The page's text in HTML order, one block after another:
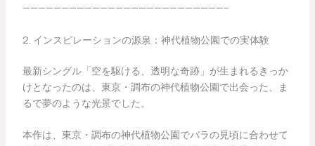
——————————————————————————–
2. インスピレーションの源泉：神代植物公園での実体験
最新シングル「空を駆ける、透明な奇跡」が生まれるきっか
けとなったのは、東京・調布の神代植物公園で出会った、ま
るで夢のような光景でした。
本作は、東京・調布の神代植物公園でバラの見頃に合わせて